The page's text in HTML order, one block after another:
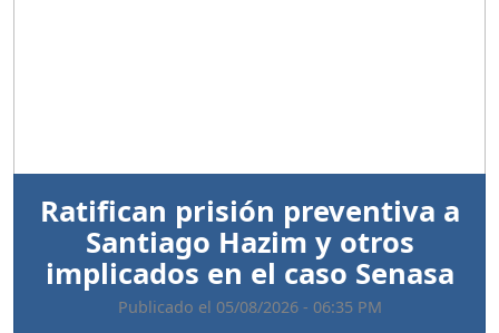
Ratifican prisión preventiva a
Santiago Hazim y otros
implicados en el caso Senasa
Publicado el 05/08/2026 - 06:35 PM